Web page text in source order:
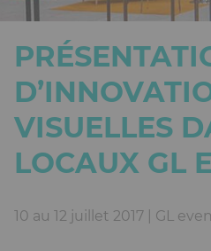
VISUELLES
LOCAUX GL
10 au 12 juillet 2017 | GL